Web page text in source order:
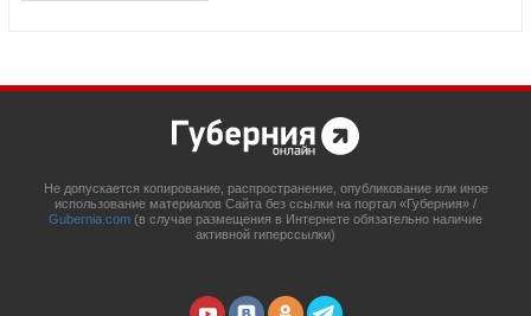
Не допускается копирование, распространение, опубликование или иное
использование материалов Сайта без ссылки на портал «Губерния» /
Gubernia.com (в случае размещения в Интернете обязательно наличие
активной гиперссылки)